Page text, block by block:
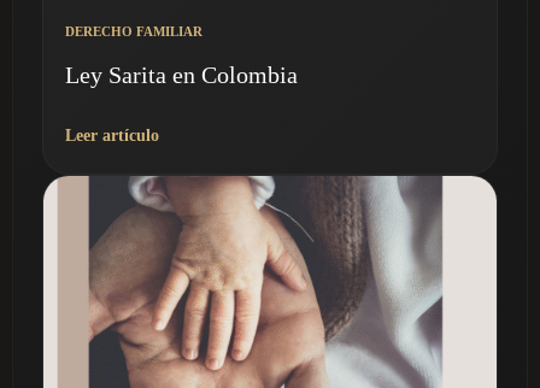
DERECHO FAMILIAR
Ley Sarita en Colombia
Leer artículo